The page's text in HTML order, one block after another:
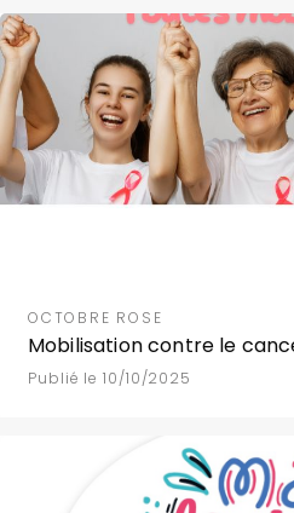
OCTOBRE ROSE
Mobilisation contre le
Publié le 10/10/2025